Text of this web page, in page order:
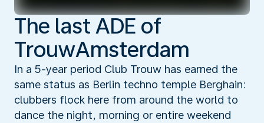
The last ADE of
TrouwAmsterdam
In a 5-year period Club Trouw has earned the
same status as Berlin techno temple Berghain:
clubbers flock here from around the world to
dance the night, morning or entire weekend